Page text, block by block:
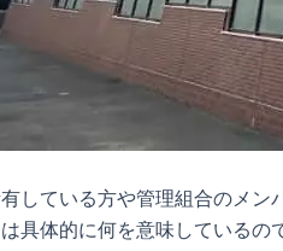
している方や管理組合のメ
具体的に何を意味しているの